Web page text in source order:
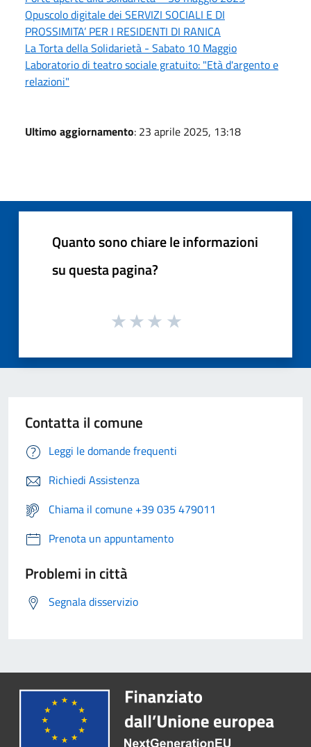
Opuscolo digitale dei SERVIZI SOCIALI E DI
PROSSIMITA’ PER I RESIDENTI DI RANICA
La Torta della Solidarietà - Sabato 10 Maggio
Laboratorio di teatro sociale gratuito: "Età d'argento e
relazioni"
Ultimo aggiornamento: 23 aprile 2025, 13:18
Quanto sono chiare le informazioni
su questa pagina?
Contatta il comune
Leggi le domande frequenti
Richiedi Assistenza
Chiama il comune +39 035 479011
Prenota un appuntamento
Problemi in città
Segnala disservizio